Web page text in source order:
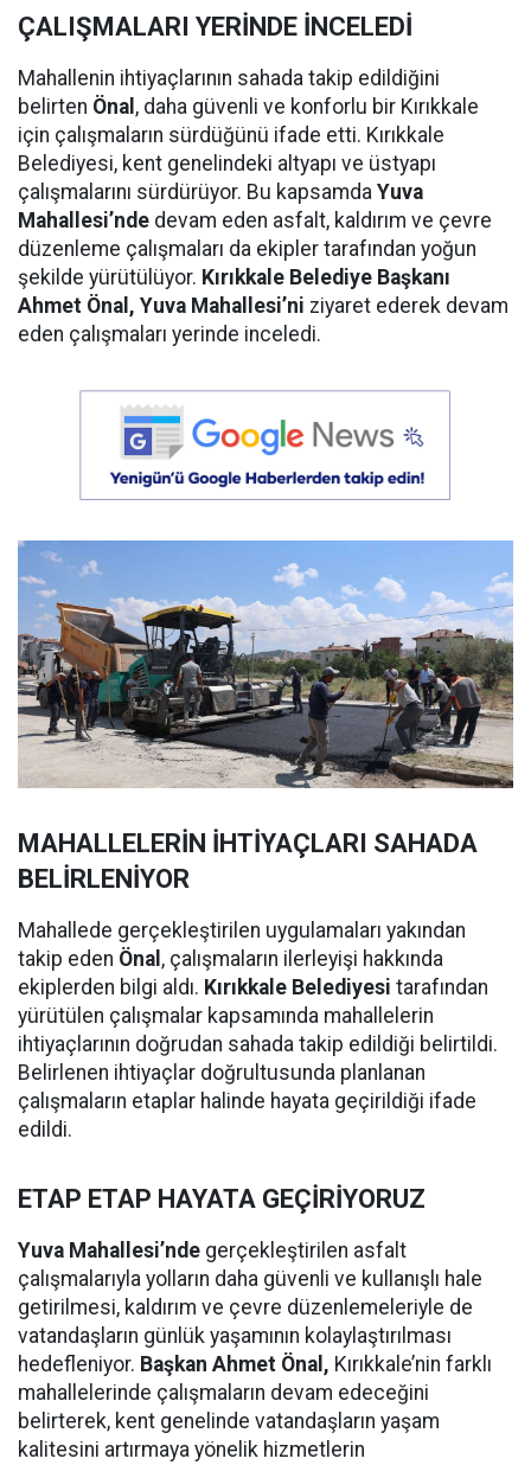
ÇALIŞMALARI YERİNDE İNCELEDİ
Mahallenin ihtiyaçlarının sahada takip edildiğini
belirten Önal , daha güvenli ve konforlu bir Kırıkkale
için çalışmaların sürdüğünü ifade etti. Kırıkkale
Belediyesi, kent genelindeki altyapı ve üstyapı
çalışmalarını sürdürüyor. Bu kapsamda Yuva
Mahallesi’nde devam eden asfalt, kaldırım ve çevre
düzenleme çalışmaları da ekipler tarafından yoğun
şekilde yürütülüyor. Kırıkkale Belediye Başkanı
Ahmet Önal, Yuva Mahallesi’ni ziyaret ederek devam
eden çalışmaları yerinde inceledi.
MAHALLELERİN İHTİYAÇLARI SAHADA
BELİRLENİYOR
Mahallede gerçekleştirilen uygulamaları yakından
takip eden Önal , çalışmaların ilerleyişi hakkında
ekiplerden bilgi aldı. Kırıkkale Belediyesi tarafından
yürütülen çalışmalar kapsamında mahallelerin
ihtiyaçlarının doğrudan sahada takip edildiği belirtildi.
Belirlenen ihtiyaçlar doğrultusunda planlanan
çalışmaların etaplar halinde hayata geçirildiği ifade
edildi.
ETAP ETAP HAYATA GEÇİRİYORUZ
Yuva Mahallesi’nde gerçekleştirilen asfalt
çalışmalarıyla yolların daha güvenli ve kullanışlı hale
getirilmesi, kaldırım ve çevre düzenlemeleriyle de
vatandaşların günlük yaşamının kolaylaştırılması
hedefleniyor. Başkan Ahmet Önal, Kırıkkale’nin farklı
mahallelerinde çalışmaların devam edeceğini
belirterek, kent genelinde vatandaşların yaşam
kalitesini artırmaya yönelik hizmetlerin